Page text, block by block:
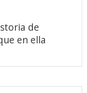
de
en ella